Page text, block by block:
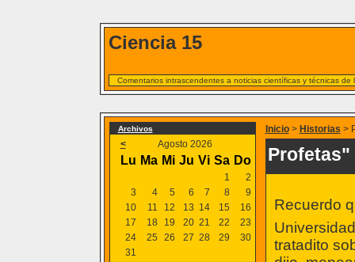
Ciencia 15
Comentarios intrascendentes a noticias científicas y técnicas de
Archivos
< Agosto 2026
Lu Ma Mi Ju Vi Sa Do
1
2
3
4 5 6 7 8
9
10
11 12 13 14 15
16
17
18 19 20 21 22
23
24
25 26 27 28 29
30
31
Inicio> Historias >
Profetas"
Recuerdo
tratadito